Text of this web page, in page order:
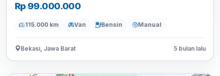
Rp 99.000.000
115.000 km Van Bensin Manual
Bekasi, Jawa Barat 5 bulan lalu